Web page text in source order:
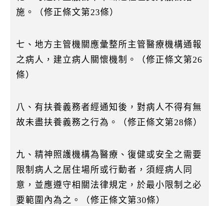
施。（修正條文第23條）
七、地方主管機關應彙整所主管醫療機構通報
之病人，建立病人關懷機制。（修正條文第26
條）
八、有扶養義務者經通知後，對病人不得有無
故未盡扶養義務之行為。（修正條文第28條）
九、精神照護機構為醫療、復健或安全之需要
限制病人之居住場所或行動者，須經病人同
意，並應遵守相關法律規定，於最小限制之必
要範圍內為之。（修正條文第30條）